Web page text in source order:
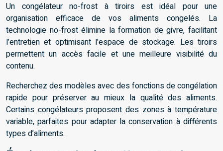
Un congélateur no-frost à tiroirs est idéal pour une
organisation efficace de vos aliments congelés. La
technologie no-frost élimine la formation de givre, facilitant
l’entretien et optimisant l’espace de stockage. Les tiroirs
permettent un accès facile et une meilleure visibilité du
contenu.
Recherchez des modèles avec des fonctions de congélation
rapide pour préserver au mieux la qualité des aliments.
Certains congélateurs proposent des zones à température
variable, parfaites pour adapter la conservation à différents
types d’aliments.